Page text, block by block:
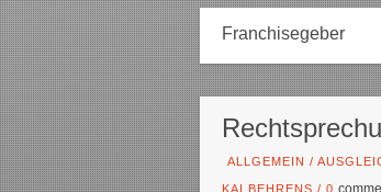
Franchisegeber
ALLGEMEIN /
KAI BEHRENS / 0